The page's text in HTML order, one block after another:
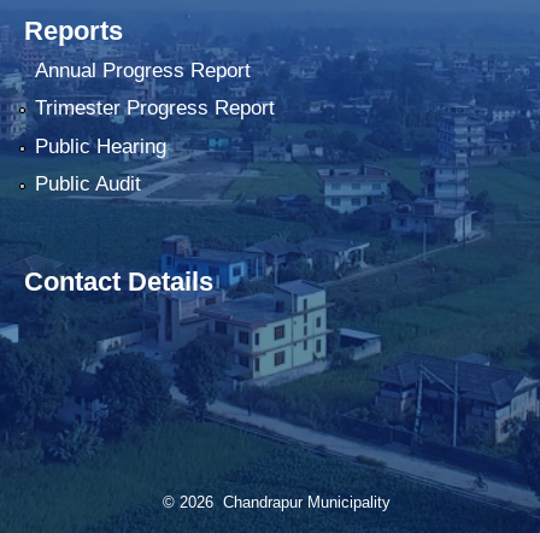
Reports
Annual Progress Report
Trimester Progress Report
Public Hearing
Public Audit
Contact Details
© 2026 Chandrapur Municipality